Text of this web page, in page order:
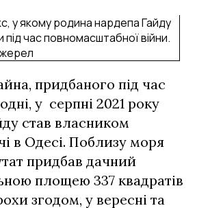
у якому родина нардепа Гайду
час повномасштабної війни.
придбаного під час
у серпні 2021 року
став власником
в Одесі. Поблизу моря
придбав дачний
площею 337 квадратів
згодом, у вересні та